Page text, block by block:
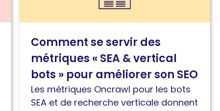
des
métriques
« SEA
vertical
Comment se servir des
métriques « SEA & vertical
bots » pour améliorer son SEO
Les métriques Oncrawl pour les bots
SEA et de recherche verticale donnent